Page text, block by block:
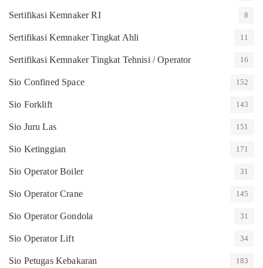
Sertifikasi Kemnaker RI 8
Sertifikasi Kemnaker Tingkat Ahli 11
Sertifikasi Kemnaker Tingkat Tehnisi / Operator 16
Sio Confined Space 152
Sio Forklift 143
Sio Juru Las 151
Sio Ketinggian 171
Sio Operator Boiler 31
Sio Operator Crane 145
Sio Operator Gondola 31
Sio Operator Lift 34
Sio Petugas Kebakaran 183